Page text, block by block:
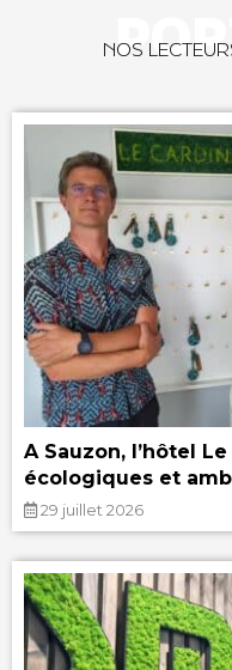
NOS
A Sauzon, l’hôtel
écologiques et
29 juillet 2026